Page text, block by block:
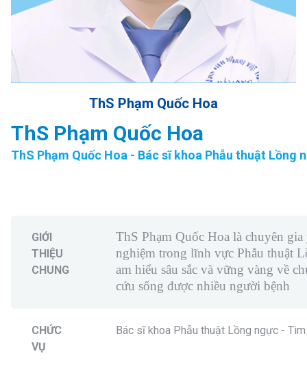
ThS Phạm Quốc Hoa
ThS Phạm Quốc Hoa
ThS Phạm Quốc Hoa - Bác sĩ khoa Phẫu thuật Lồng
GIỚI
THIỆU
CHUNG
ThS Phạm Quốc Hoa là chuyên
nghiệm trong lĩnh vực Phẫu thuật
am hiểu sâu sắc và vững vàng về
cứu sống được nhiều người bệnh
CHỨC
VỤ
Bác sĩ khoa Phẫu thuật Lồng ngực -